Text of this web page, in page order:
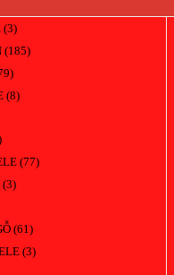
(3)
(185)
(8)
(77)
(3)
(61)
(3)